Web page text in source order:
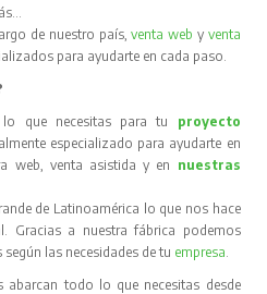
de nuestro país,venta web y venta
para ayudarte en cada paso.
lo que necesitas para tu proyecto
especializado para ayudarte en
web, venta asistida y en nuestras
de Latinoamérica lo que nos hace
Gracias a nuestra fábrica podemos
las necesidades de tu empresa
abarcan todo lo que necesitas desde